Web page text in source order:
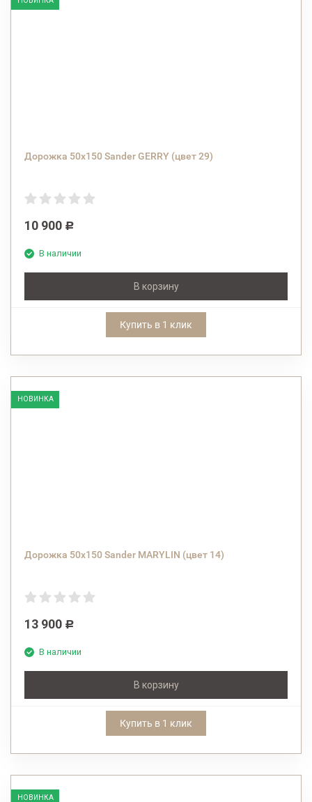
Дорожка 50х150 Sander GERRY (цвет 29)
10 900 Р
В наличии
В корзину
Купить в 1 клик
НОВИНКА
Дорожка 50х150 Sander MARYLIN (цвет 14)
13 900 Р
В наличии
В корзину
Купить в 1 клик
НОВИНКА